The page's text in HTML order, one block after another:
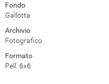
Fondo
Gallotta
Archivio
Fotografico
Formato
Pell. 6x6